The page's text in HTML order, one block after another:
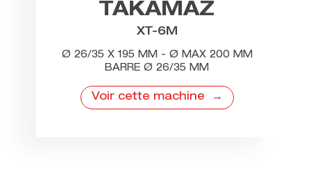
TAKAMAZ
XT-6M
Ø 26/35 X 195 MM - Ø MAX 200 MM
BARRE Ø 26/35 MM
Voir cette machine